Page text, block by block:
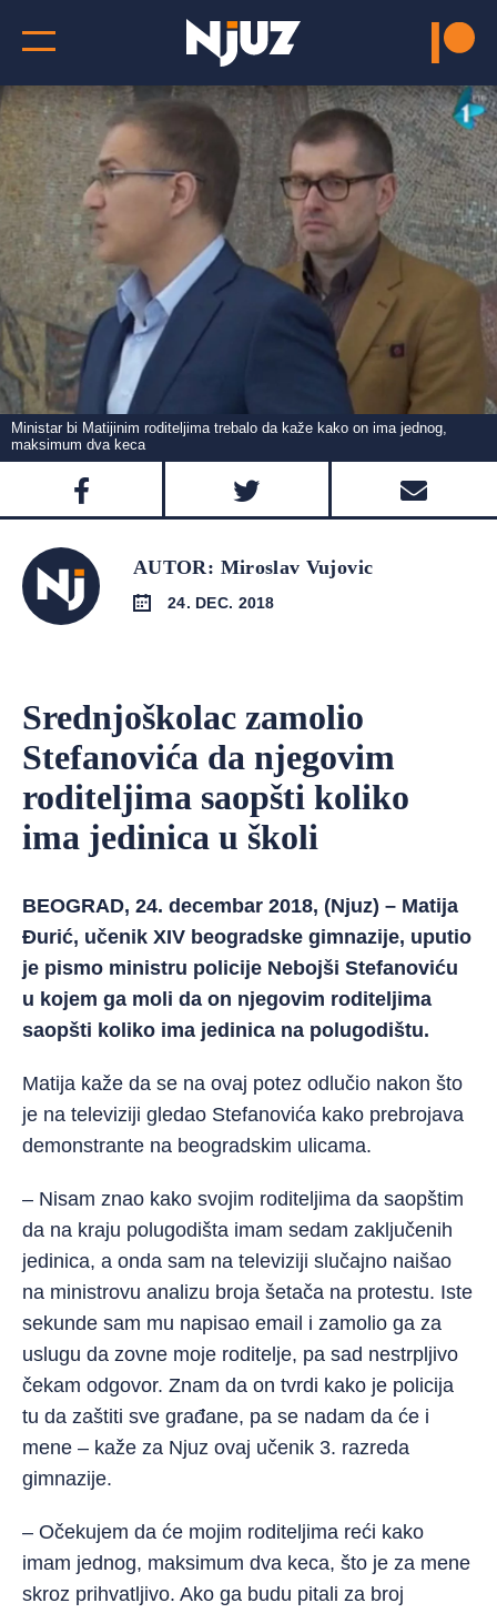
Ministar bi Matijinim roditeljima trebalo da kaže kako on ima jednog,
maksimum dva keca
AUTOR: Miroslav Vujovic
24. DEC. 2018
Srednjoškolac zamolio
Stefanovića da njegovim
roditeljima saopšti koliko
ima jedinica u školi
BEOGRAD, 24. decembar 2018, (Njuz) – Matija
Đurić, učenik XIV beogradske gimnazije, uputio
je pismo ministru policije Nebojši Stefanoviću
u kojem ga moli da on njegovim roditeljima
saopšti koliko ima jedinica na polugodištu.
Matija kaže da se na ovaj potez odlučio nakon što
je na televiziji gledao Stefanovića kako prebrojava
demonstrante na beogradskim ulicama.
– Nisam znao kako svojim roditeljima da saopštim
da na kraju polugodišta imam sedam zaključenih
jedinica, a onda sam na televiziji slučajno naišao
na ministrovu analizu broja šetača na protestu. Iste
sekunde sam mu napisao email i zamolio ga za
uslugu da zovne moje roditelje, pa sad nestrpljivo
čekam odgovor. Znam da on tvrdi kako je policija
tu da zaštiti sve građane, pa se nadam da će i
mene – kaže za Njuz ovaj učenik 3. razreda
gimnazije.
– Očekujem da će mojim roditeljima reći kako
imam jednog, maksimum dva keca, što je za mene
skroz prihvatljivo. Ako ga budu pitali za broj